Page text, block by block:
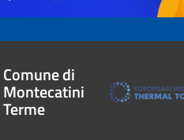
Comune di
Montecatini
Terme